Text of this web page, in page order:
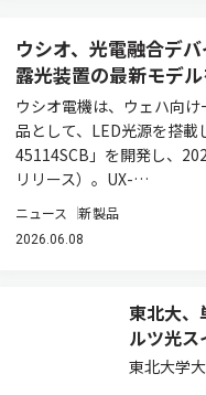
ウシオ、光電融合デ
露光装置の最新モデ
ウシオ電機は、ウェハ向
品として、LED光源を搭
45114SCB」を開発し、
リリース）。UX-…
ニュース 新製品
2026.06.08
東北大、
ルツ光ス
東北大学